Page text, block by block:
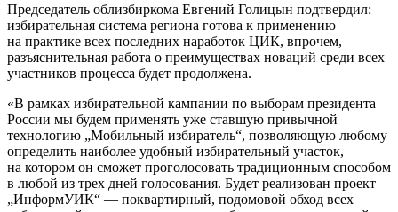
Председатель облизбиркома Евгений Голицын подтвердил:
избирательная система региона готова к применению
на практике всех последних наработок ЦИК, впрочем,
разъяснительная работа о преимуществах новаций среди всех
участников процесса будет продолжена.
«В рамках избирательной кампании по выборам президента
России мы будем применять уже ставшую привычной
технологию „Мобильный избиратель“, позволяющую любому
определить наиболее удобный избирательный участок,
на котором он сможет проголосовать традиционным способом
в любой из трех дней голосования. Будет реализован проект
„ИнформУИК“ — поквартирный, подомовой обход всех